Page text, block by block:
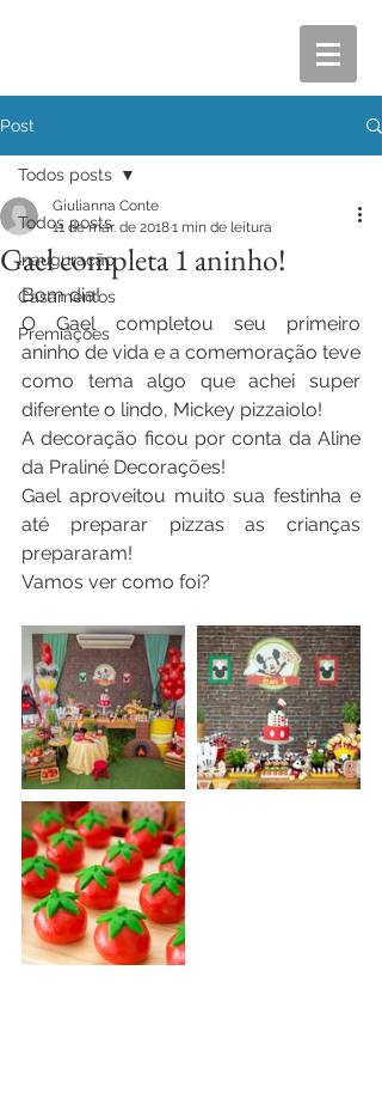
Post
Todos posts
Inauguração
Casamentos
Premiações
Todos posts
Gael completa 1 aninho!
Giulianna Conte
11 de mar. de 20181 min de leitura
Bom dia!
O Gael completou seu primeiro
aninho de vida e a comemoração teve
como tema algo que achei super
diferente o lindo, Mickey pizzaiolo!
A decoração ficou por conta da Aline
da Praliné Decorações!
Gael aproveitou muito sua festinha e
até preparar pizzas as crianças
prepararam!
Vamos ver como foi?